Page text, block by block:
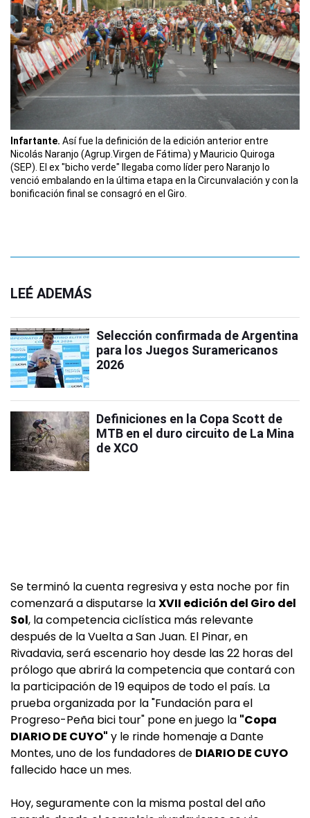
Infartante. Así fue la definición de la edición anterior entre
Nicolás Naranjo (Agrup.Virgen de Fátima) y Mauricio Quiroga
(SEP). El ex "bicho verde" llegaba como líder pero Naranjo lo
venció embalando en la última etapa en la Circunvalación y con la
bonificación final se consagró en el Giro.
LEÉ ADEMÁS
Selección confirmada de Argentina
para los Juegos Suramericanos
2026
Definiciones en la Copa Scott de
MTB en el duro circuito de La Mina
de XCO
Se terminó la cuenta regresiva y esta noche por fin
comenzará a disputarse laXVII edición del Giro del
Sol, la competencia ciclística más relevante
después de la Vuelta a San Juan. El Pinar, en
Rivadavia, será escenario hoy desde las 22 horas del
prólogo que abrirá la competencia que contará con
la participación de 19 equipos de todo el país. La
prueba organizada por la "Fundación para el
Progreso-Peña bici tour" pone en juego la "Copa
DIARIO DE CUYO" y le rinde homenaje a Dante
Montes, uno de los fundadores de DIARIO DE CUYO
fallecido hace un mes.
Hoy, seguramente con la misma postal del año